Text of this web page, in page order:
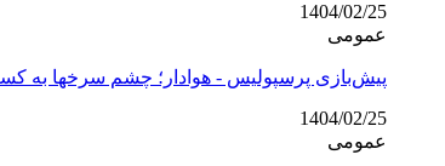
1404/02/25
عمومی
پیش‌بازی پرسپولیس - هوادار؛ چشم سرخها به
1404/02/25
عمومی